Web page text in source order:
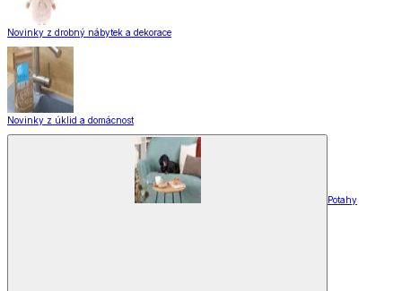
Novinky z drobný nábytek a dekorace
Novinky z úklid a domácnost
Potahy